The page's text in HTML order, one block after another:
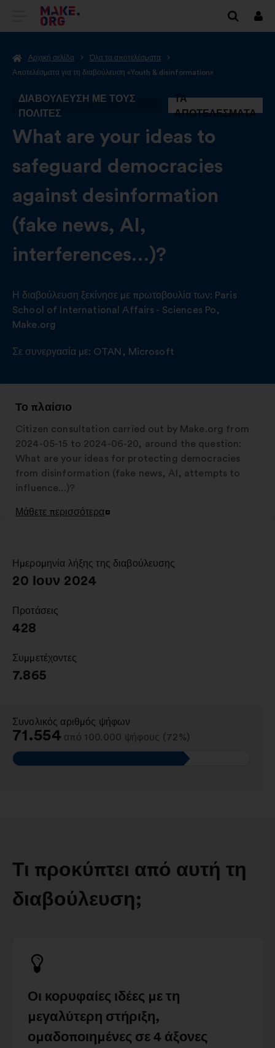
ΜΕΤΆΒΑΣΗ
ΑΡΧΙΚΉ
ΤΟΥ
MAKE.ORG
Αρχική σελίδα
Όλα τα αποτελέσματα
Αποτελέσματα για τη διαβούλευση «Youth & disinformation»
ΔΙΑΒΟΎΛΕΥΣΗ ΜΕ ΤΟΥΣ
ΠΟΛΊΤΕΣ
ΤΑ
ΑΠΟΤΕΛΈΣΜΑΤΑ
-
What are your ideas to
safeguard democracies
against desinformation
(fake news, AI,
interferences…)?
Η διαβούλευση ξεκίνησε με πρωτοβουλία των: Paris
School of International Affairs - Sciences Po,
Make.org
Σε συνεργασία με: OTAN , Microsoft
Το πλαίσιο
Citizen consultation carried out by Make.org from
2024-05-15 to 2024-06-20, around the question:
What are your ideas for protecting democracies
from disinformation (fake news, AI, attempts to
influence...)?
Μάθετε περισσότερα
Άνοιγμα
καρτέλα
Ημερομηνία λήξης της διαβούλευσης
:
20 Ιουν 2024
Προτάσεις
428
Συμμετέχοντες
:
7.865
Συνολικός αριθμός ψήφων
:
71.554 από 100.000 ψήφους (72%)
Τι προκύπτει από αυτή τη
διαβούλευση;
Οι κορυφαίες ιδέες με τη
μεγαλύτερη στήριξη,
ομαδοποιημένες σε 4 άξονες